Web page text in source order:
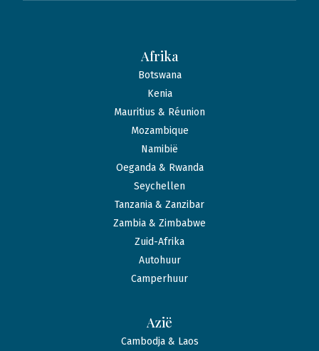
Afrika
Botswana
Kenia
Mauritius & Réunion
Mozambique
Namibië
Oeganda & Rwanda
Seychellen
Tanzania & Zanzibar
Zambia & Zimbabwe
Zuid-Afrika
Autohuur
Camperhuur
Azië
Cambodja & Laos